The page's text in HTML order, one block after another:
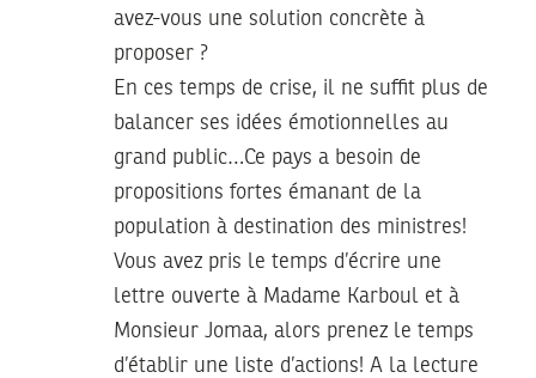
avez-vous une solution concrète à
proposer ?
En ces temps de crise, il ne suffit plus de
balancer ses idées émotionnelles au
grand public…Ce pays a besoin de
propositions fortes émanant de la
population à destination des ministres!
Vous avez pris le temps d’écrire une
lettre ouverte à Madame Karboul et à
Monsieur Jomaa, alors prenez le temps
d’établir une liste d’actions! A la lecture